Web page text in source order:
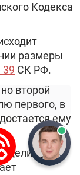
Кодекса
размеры
39 СК РФ.
второй
первого, в
ему
делится, но